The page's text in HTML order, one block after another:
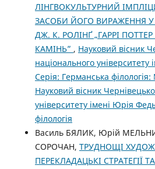
ЛІНГВОКУЛЬТУРНИЙ
ЗАСОБИ ЙОГО ВИРАЖЕННЯ
ДЖ. К. РОЛІНҐ „ГАРРІ
КАМІНЬ” , Науковий вісник
національного
Серія: Германська
Науковий вісник
університету імені Юрія
філологія
Василь БЯЛИК, Юрій
СОРОЧАН, ТРУДНОЩІ
ПЕРЕКЛАДАЦЬКІ СТРАТЕГІЇ